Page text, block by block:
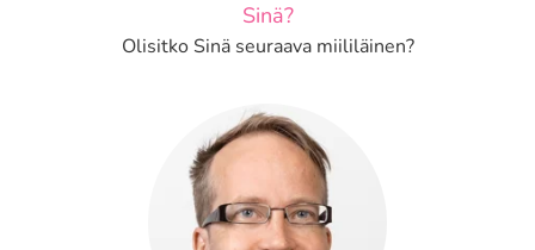
Sinä?
Olisitko Sinä seuraava miililäinen?